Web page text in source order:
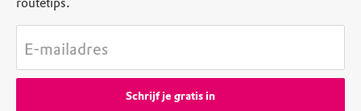
E-mailadres
Schrijf je gratis in